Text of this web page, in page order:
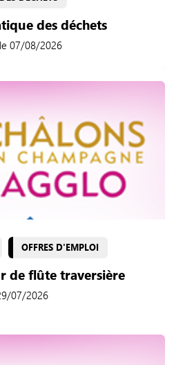
des déchets
07/08/2026
OFFRES D'EMPLOI
de flûte traversière
07/2026